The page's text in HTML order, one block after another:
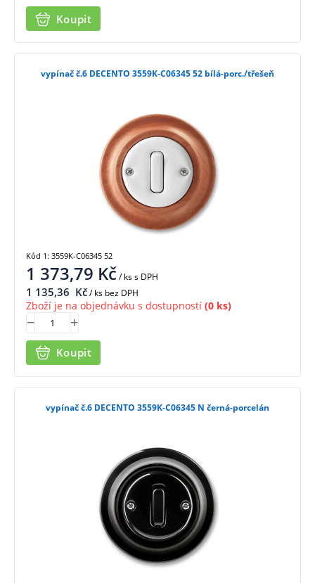
Koupit
vypínač č.6 DECENTO 3559K-C06345 52 bílá-porc./třešeň
1 373,79 Kč/ kss DPH
1 135,36 Kč/ ks bez DPH
Zboží je na objednávku s dostupností (0 ks)
Koupit
Kód 1: 3559K-C06345 52
vypínač č.6 DECENTO 3559K-C06345 N černá-porcelán